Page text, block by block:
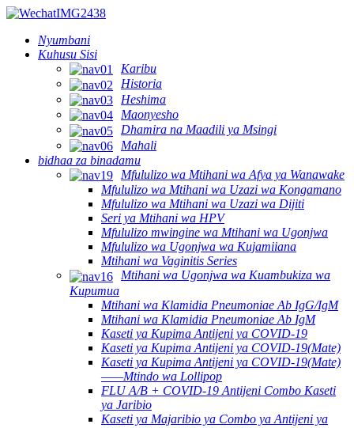
Nyumbani
Kuhusu Sisi
Karibu
Historia
Heshima
Maonyesho
Dhamira na Maadili ya Msingi
Mahali
bidhaa za binadamu
Mfululizo wa Mtihani wa Afya ya Wanawake
Mfululizo wa Mtihani wa Uzazi wa Kongamano
Mfululizo wa Mtihani wa Uzazi wa Dijiti
Seri ya Mtihani wa HPV
Mfululizo mwingine wa Mtihani wa Ugonjwa
Mfululizo wa Ugonjwa wa Kujamiiana
Mtihani wa Vaginitis Series
Mtihani wa Ugonjwa wa Kuambukiza wa
Kupumua
Mtihani wa Klamidia Pneumoniae Ab IgG/IgM
Mtihani wa Klamidia Pneumoniae Ab IgM
Kaseti ya Kupima Antijeni ya COVID-19
Kaseti ya Kupima Antijeni ya COVID-19(Mate)
Kaseti ya Kupima Antijeni ya COVID-19(Mate)
——Mtindo wa Lollipop
FLU A/B + COVID-19 Antijeni Combo Kaseti
ya Jaribio
Kaseti ya Majaribio ya Combo ya Antijeni ya